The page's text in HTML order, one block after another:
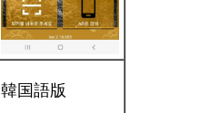
韓国語版